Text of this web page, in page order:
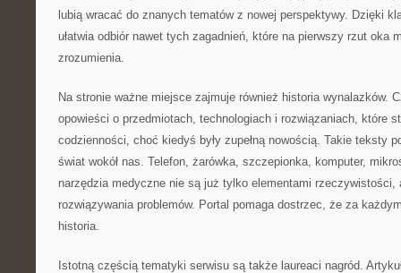
lubią wracać do znanych tematów z nowej perspektywy. Dzięki
ułatwia odbiór nawet tych zagadnień, które na pierwszy rzut oka
zrozumienia.
Na stronie ważne miejsce zajmuje również historia wynalazków.
opowieści o przedmiotach, technologiach i rozwiązaniach, które
codzienności, choć kiedyś były zupełną nowością. Takie teksty
świat wokół nas. Telefon, żarówka, szczepionka, komputer,
narzędzia medyczne nie są już tylko elementami rzeczywistości,
rozwiązywania problemów. Portal pomaga dostrzec, że za
historia.
Istotną częścią tematyki serwisu są także laureaci nagród.